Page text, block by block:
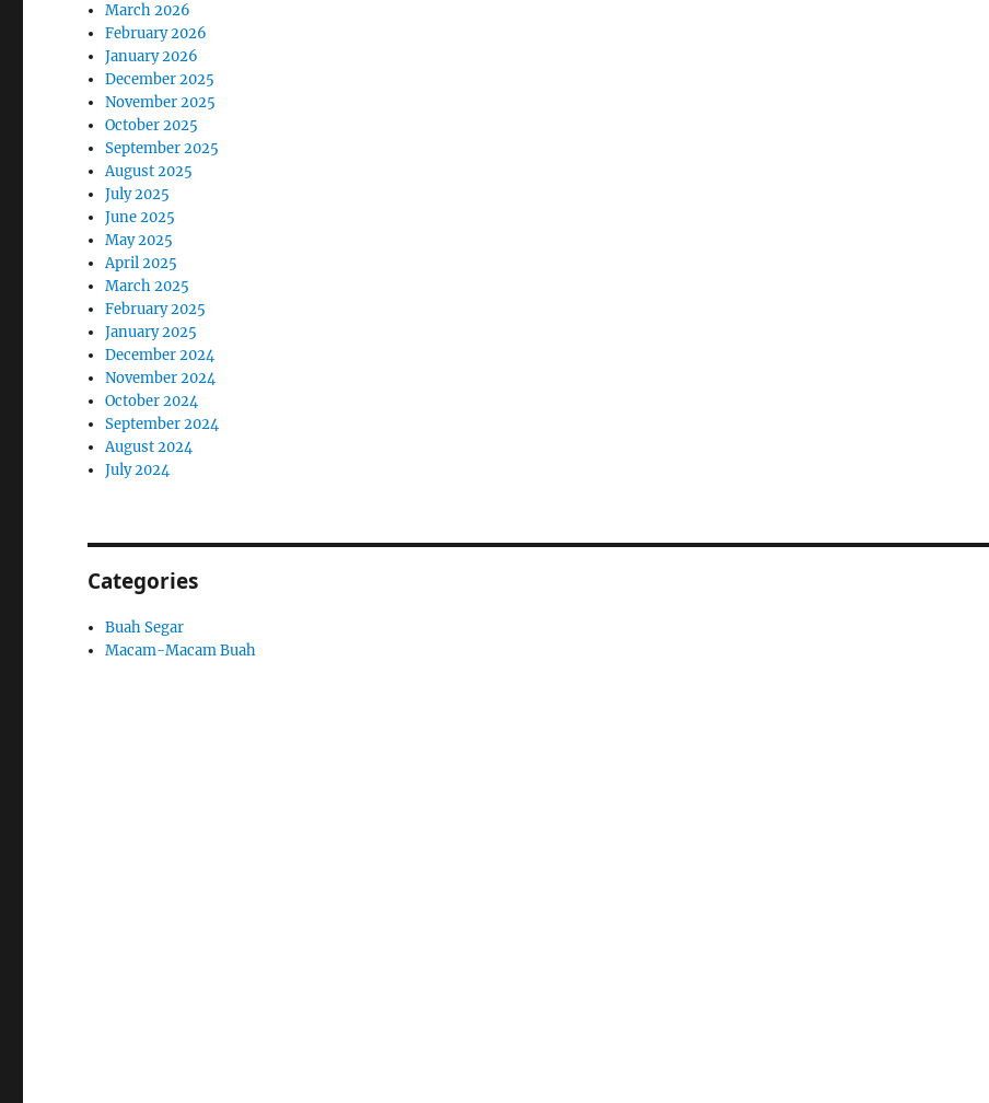
March 2026
February 2026
January 2026
December 2025
November 2025
October 2025
September 2025
August 2025
July 2025
June 2025
May 2025
April 2025
March 2025
February 2025
January 2025
December 2024
November 2024
October 2024
September 2024
August 2024
July 2024
Categories
Buah Segar
Macam-Macam Buah